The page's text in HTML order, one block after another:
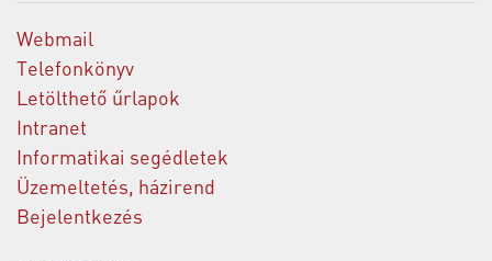
Webmail
Telefonkönyv
Letölthető űrlapok
Intranet
Informatikai segédletek
Üzemeltetés, házirend
Bejelentkezés